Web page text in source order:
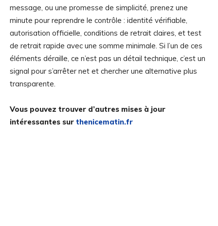
message, ou une promesse de simplicité, prenez une
minute pour reprendre le contrôle : identité vérifiable,
autorisation officielle, conditions de retrait claires, et test
de retrait rapide avec une somme minimale. Si l’un de ces
éléments déraille, ce n’est pas un détail technique, c’est un
signal pour s’arrêter net et chercher une alternative plus
transparente.
Vous pouvez trouver d’autres mises à jour
intéressantes sur thenicematin.fr